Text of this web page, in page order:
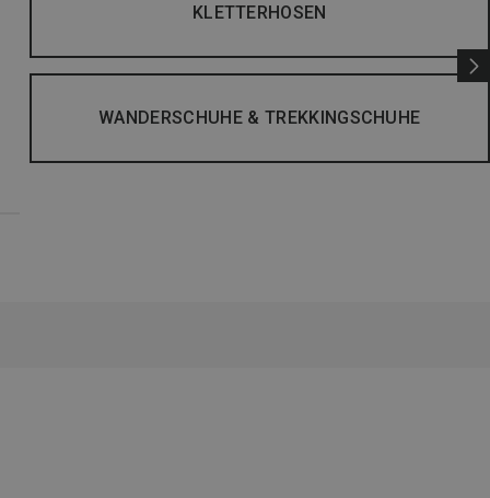
KLETTERHOSEN
WANDERSCHUHE & TREKKINGSCHUHE